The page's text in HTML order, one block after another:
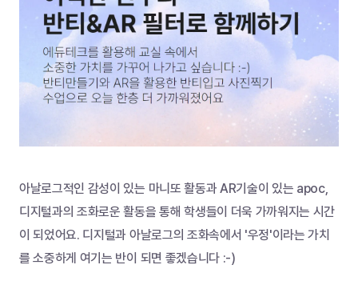
아날로그적인 감성이 있는 마니또 활동과 AR기술이 있는 apoc,
디지털과의 조화로운 활동을 통해 학생들이 더욱 가까워지는 시간
이 되었어요. 디지털과 아날로그의 조화속에서 '우정'이라는 가치
를 소중하게 여기는 반이 되면 좋겠습니다 :-)